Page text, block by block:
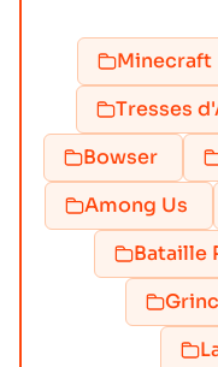
Minecraft
Tresses
Bowser
Among Us
Bataille